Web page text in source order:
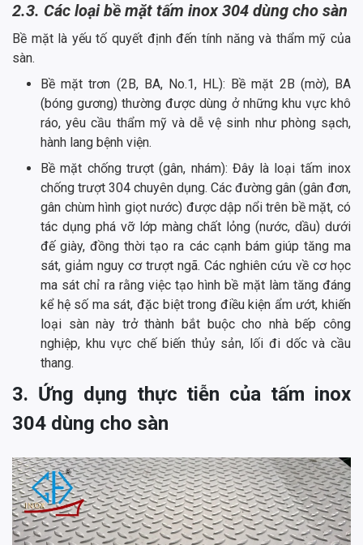
2.3. Các loại bề mặt tấm inox 304 dùng cho sàn
Bề mặt là yếu tố quyết định đến tính năng và thẩm mỹ của
sàn.
Bề mặt trơn (2B, BA, No.1, HL): Bề mặt 2B (mờ), BA
(bóng gương) thường được dùng ở những khu vực khô
ráo, yêu cầu thẩm mỹ và dễ vệ sinh như phòng sạch,
hành lang bệnh viện.
Bề mặt chống trượt (gân, nhám): Đây là loại tấm inox
chống trượt 304 chuyên dụng. Các đường gân (gân đơn,
gân chùm hình giọt nước) được dập nổi trên bề mặt, có
tác dụng phá vỡ lớp màng chất lỏng (nước, dầu) dưới
đế giày, đồng thời tạo ra các cạnh bám giúp tăng ma
sát, giảm nguy cơ trượt ngã. Các nghiên cứu về cơ học
ma sát chỉ ra rằng việc tạo hình bề mặt làm tăng đáng
kể hệ số ma sát, đặc biệt trong điều kiện ẩm ướt, khiến
loại sàn này trở thành bắt buộc cho nhà bếp công
nghiệp, khu vực chế biến thủy sản, lối đi dốc và cầu
thang.
3. Ứng dụng thực tiễn của tấm inox
304 dùng cho sàn